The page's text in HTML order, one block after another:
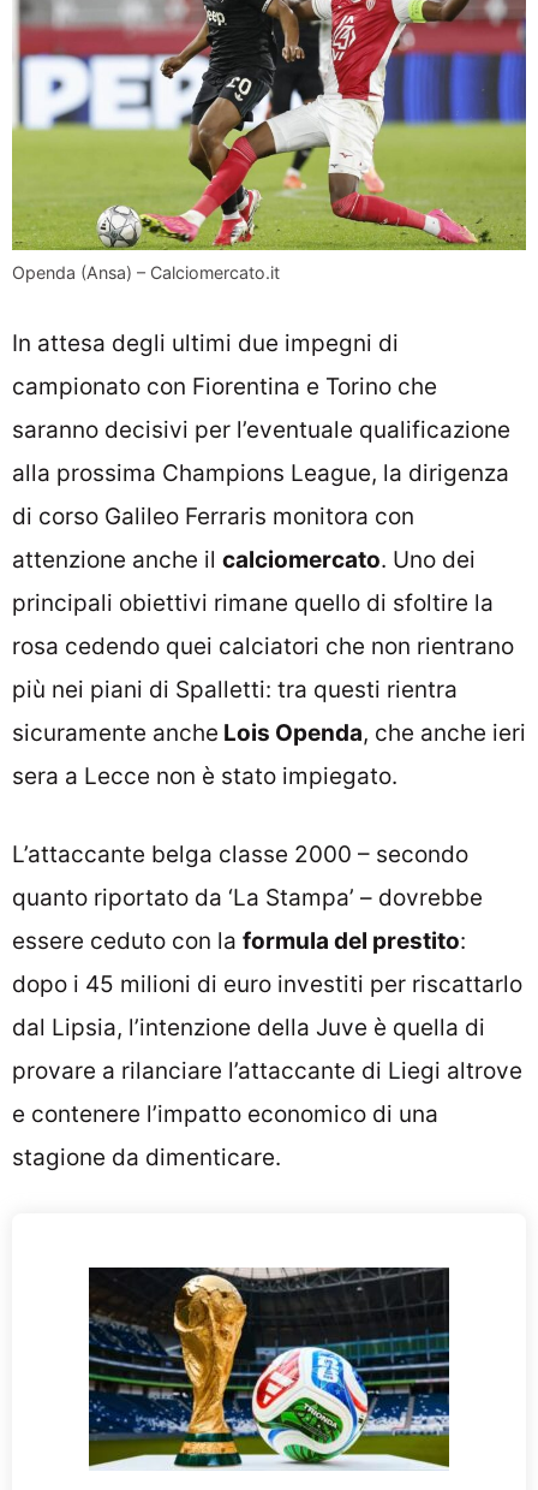
Openda (Ansa) – Calciomercato.it
In attesa degli ultimi due impegni di
campionato con Fiorentina e Torino che
saranno decisivi per l’eventuale qualificazione
alla prossima Champions League, la dirigenza
di corso Galileo Ferraris monitora con
attenzione anche il calciomercato. Uno dei
principali obiettivi rimane quello di sfoltire la
rosa cedendo quei calciatori che non rientrano
più nei piani di Spalletti: tra questi rientra
sicuramente anche Lois Openda, che anche ieri
sera a Lecce non è stato impiegato.
L’attaccante belga classe 2000 – secondo
quanto riportato da ‘La Stampa’ – dovrebbe
essere ceduto con la formula del prestito:
dopo i 45 milioni di euro investiti per riscattarlo
dal Lipsia, l’intenzione della Juve è quella di
provare a rilanciare l’attaccante di Liegi altrove
e contenere l’impatto economico di una
stagione da dimenticare.